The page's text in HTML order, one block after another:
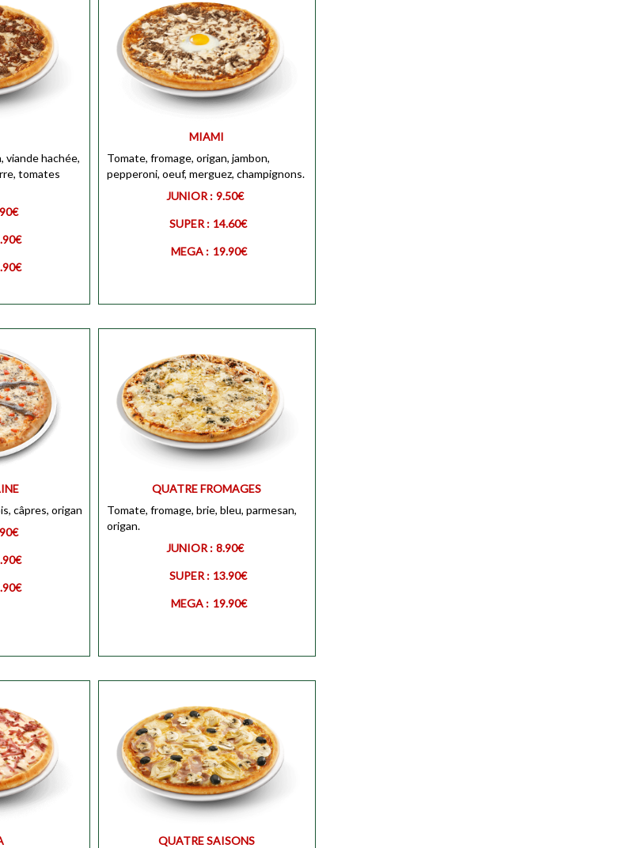
viande hachée,
tomates
JUNIOR Personnaliser
MEGA Personnaliser
MIAMI
Tomate, fromage, origan, jambon,
pepperoni, oeuf, merguez, champignons.
JUNIOR : 9.50€
SUPER : 14.60€
MEGA : 19.90€
câpres, origan
JUNIOR Personnaliser
MEGA Personnaliser
QUATRE FROMAGES
Tomate, fromage, brie, bleu, parmesan,
origan.
JUNIOR : 8.90€
SUPER : 13.90€
MEGA : 19.90€
JUNIOR Personnaliser
QUATRE SAISONS